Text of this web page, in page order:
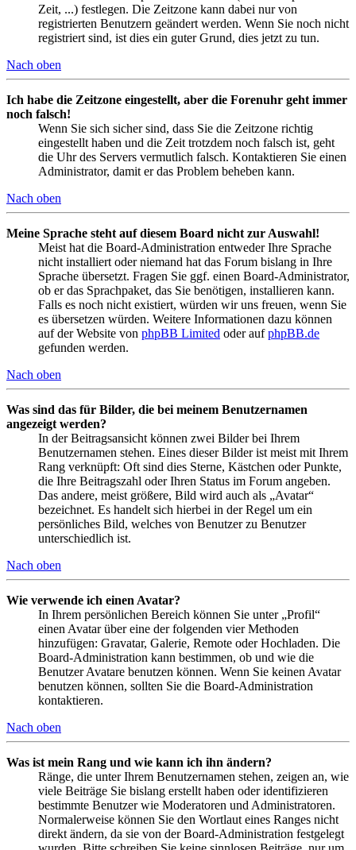
Zeit, ...) festlegen. Die Zeitzone kann dabei nur von
registrierten Benutzern geändert werden. Wenn Sie noch nicht
registriert sind, ist dies ein guter Grund, dies jetzt zu tun.
Nach oben
Ich habe die Zeitzone eingestellt, aber die Forenuhr geht immer
noch falsch!
Wenn Sie sich sicher sind, dass Sie die Zeitzone richtig
eingestellt haben und die Zeit trotzdem noch falsch ist, geht
die Uhr des Servers vermutlich falsch. Kontaktieren Sie einen
Administrator, damit er das Problem beheben kann.
Nach oben
Meine Sprache steht auf diesem Board nicht zur Auswahl!
Meist hat die Board-Administration entweder Ihre Sprache
nicht installiert oder niemand hat das Forum bislang in Ihre
Sprache übersetzt. Fragen Sie ggf. einen Board-Administrator,
ob er das Sprachpaket, das Sie benötigen, installieren kann.
Falls es noch nicht existiert, würden wir uns freuen, wenn Sie
es übersetzen würden. Weitere Informationen dazu können
auf der Website von phpBB Limited oder aufphpBB.de
gefunden werden.
Nach oben
Was sind das für Bilder, die bei meinem Benutzernamen
angezeigt werden?
In der Beitragsansicht können zwei Bilder bei Ihrem
Benutzernamen stehen. Eines dieser Bilder ist meist mit Ihrem
Rang verknüpft: Oft sind dies Sterne, Kästchen oder Punkte,
die Ihre Beitragszahl oder Ihren Status im Forum angeben.
Das andere, meist größere, Bild wird auch als „Avatar“
bezeichnet. Es handelt sich hierbei in der Regel um ein
persönliches Bild, welches von Benutzer zu Benutzer
unterschiedlich ist.
Nach oben
Wie verwende ich einen Avatar?
In Ihrem persönlichen Bereich können Sie unter „Profil“
einen Avatar über eine der folgenden vier Methoden
hinzufügen: Gravatar, Galerie, Remote oder Hochladen. Die
Board-Administration kann bestimmen, ob und wie die
Benutzer Avatare benutzen können. Wenn Sie keinen Avatar
benutzen können, sollten Sie die Board-Administration
kontaktieren.
Nach oben
Was ist mein Rang und wie kann ich ihn ändern?
Ränge, die unter Ihrem Benutzernamen stehen, zeigen an, wie
viele Beiträge Sie bislang erstellt haben oder identifizieren
bestimmte Benutzer wie Moderatoren und Administratoren.
Normalerweise können Sie den Wortlaut eines Ranges nicht
direkt ändern, da sie von der Board-Administration festgelegt